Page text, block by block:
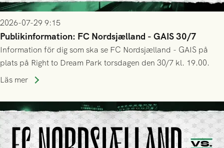
2026-07-29 9:15
Publikinformation: FC Nordsjælland - GAIS 30/7
Information för dig som ska se FC Nordsjælland - GAIS på
plats på Right to Dream Park torsdagen den 30/7 kl. 19.00.
Läs mer